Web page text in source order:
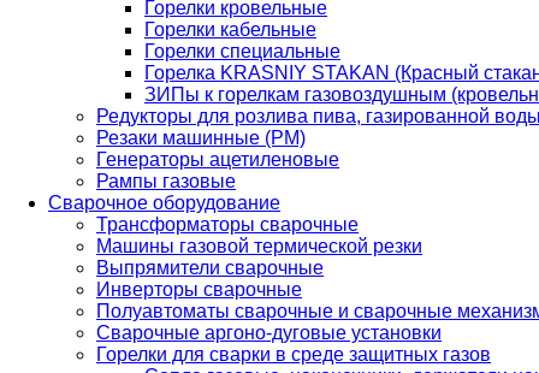
Горелки кровельные
Горелки кабельные
Горелки специальные
Горелка KRASNIY STAKAN (Красный
ЗИПы к горелкам газовоздушным
Редукторы для розлива пива, газированной
Резаки машинные (РМ)
Генераторы ацетиленовые
Рампы газовые
Сварочное оборудование
Трансформаторы сварочные
Машины газовой термической резки
Выпрямители сварочные
Инверторы сварочные
Полуавтоматы сварочные и сварочные
Сварочные аргоно-дуговые установки
Горелки для сварки в среде защитных газов